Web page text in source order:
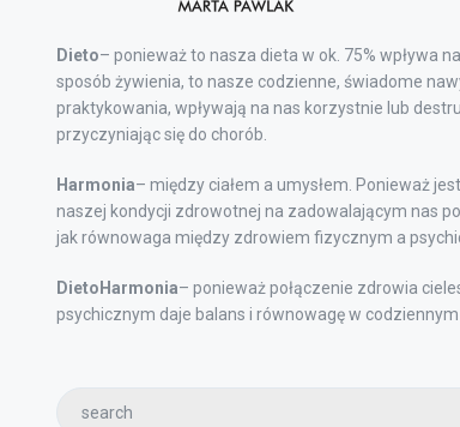
Dieto– ponieważ to nasza dieta w ok. 75% wpływa
sposób żywienia, to nasze codzienne, świadome
praktykowania, wpływają na nas korzystnie lub
przyczyniając się do chorób.
Harmonia– między ciałem a umysłem. Ponieważ
naszej kondycji zdrowotnej na zadowalającym nas
jak równowaga między zdrowiem fizycznym a
DietoHarmonia– ponieważ połączenie zdrowia
psychicznym daje balans i równowagę w codziennym